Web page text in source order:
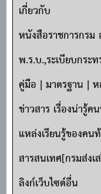
เกี่ยวกับ
หนังสือราชการกรม
พ.ร.บ.,ระเบียบกระท
คู่มือ | มาตรฐาน |
ข่าวสาร เรื่องน่ารู้ค
แหล่งเรียนรู้ของคน
สารสนเทศ[กรมส่งเ
ลิงก์เว็บไซต์อื่น